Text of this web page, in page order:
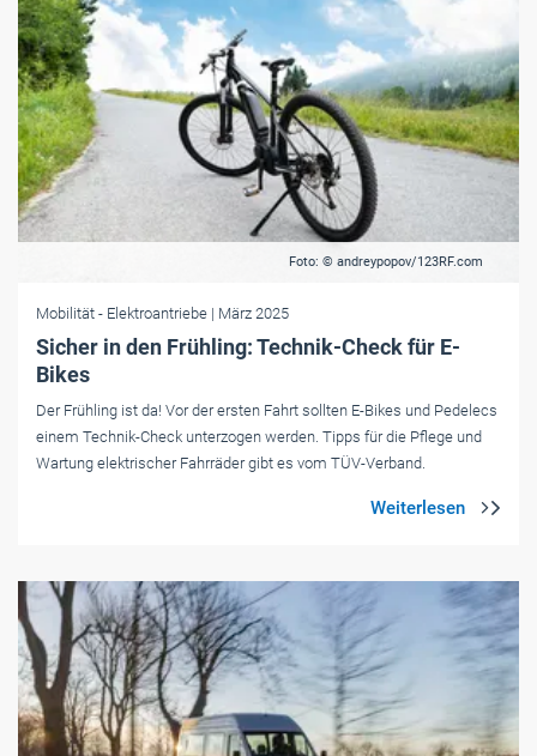
Foto: © andreypopov/123RF.com
Mobilität - Elektroantriebe | März 2025
Sicher in den Frühling: Technik-Check für E-
Bikes
Der Frühling ist da! Vor der ersten Fahrt sollten E-Bikes und Pedelecs
einem Technik-Check unterzogen werden. Tipps für die Pflege und
Wartung elektrischer Fahrräder gibt es vom TÜV-Verband.